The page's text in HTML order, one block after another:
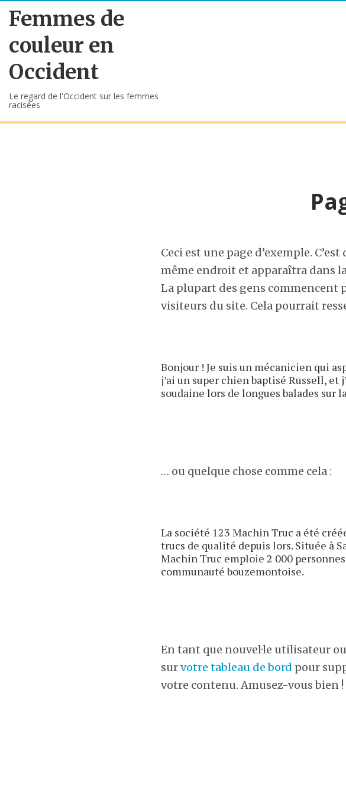
Femmes de
couleur en
Occident
Le regard de l'Occident sur les femmes
racisées
Ceci est une page d’exemple.
même endroit et apparaîtra dans
La plupart des gens commencent
visiteurs du site. Cela pourrait
Bonjour ! Je suis un mécanicien qui
j’ai un super chien baptisé Russell, et
soudaine lors de longues balades sur
… ou quelque chose comme cela :
La société 123 Machin Truc a été
trucs de qualité depuis lors. Située à
Machin Truc emploie 2 000
communauté bouzemontoise.
En tant que nouvel·le utilisateur
survotre tableau de bord pour
votre contenu. Amusez-vous bien !